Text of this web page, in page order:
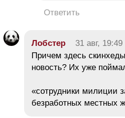
Ответить
Лобстер 31 авг, 19:49
Причем здесь
новость? Их уже
«сотрудники милиции
безработных местных